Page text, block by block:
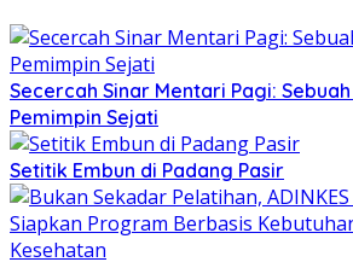
Secercah Sinar Mentari Pagi:
Pemimpin Sejati
Setitik Embun di Padang Pasir